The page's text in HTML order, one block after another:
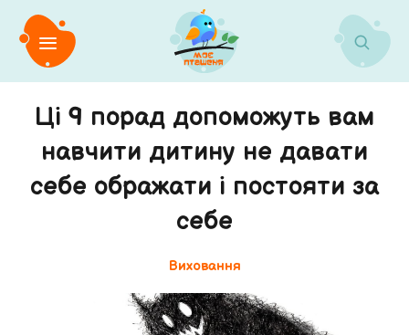
Ці 9 порад допоможуть вам
навчити дитину не давати
себе ображати і постояти за
себе
Виховання